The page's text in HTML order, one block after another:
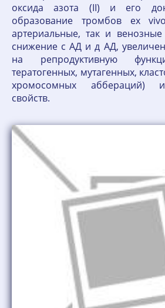
оксида азота (II) и его
образование тромбов ex
артериальные, так и
снижение с АД и д АД,
на репродуктивную
тератогенных, мутагенных,
хромосомных аббераций)
свойств.